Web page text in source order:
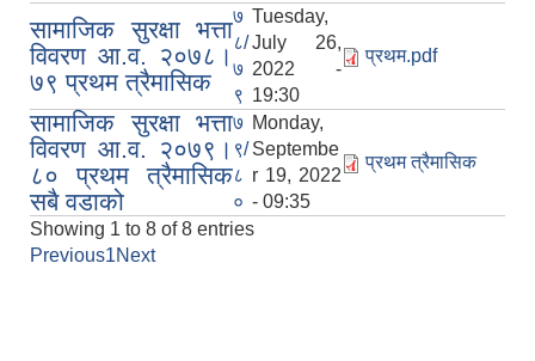
सामाजिक सुरक्षा भत्ता
विवरण आ.व. २०७८।
७९ प्रथम त्रैमासिक
७
८/
७
९
Tuesday,
July 26,
2022 -
19:30
प्रथम.pdf
सामाजिक सुरक्षा भत्ता
विवरण आ.व. २०७९।
८० प्रथम त्रैमासिक
सबै वडाको
७
९/
८
०
Monday,
Septembe
r 19, 2022
- 09:35
प्रथम त्रैमासिक
Showing 1 to 8 of 8 entries
Previous1Next